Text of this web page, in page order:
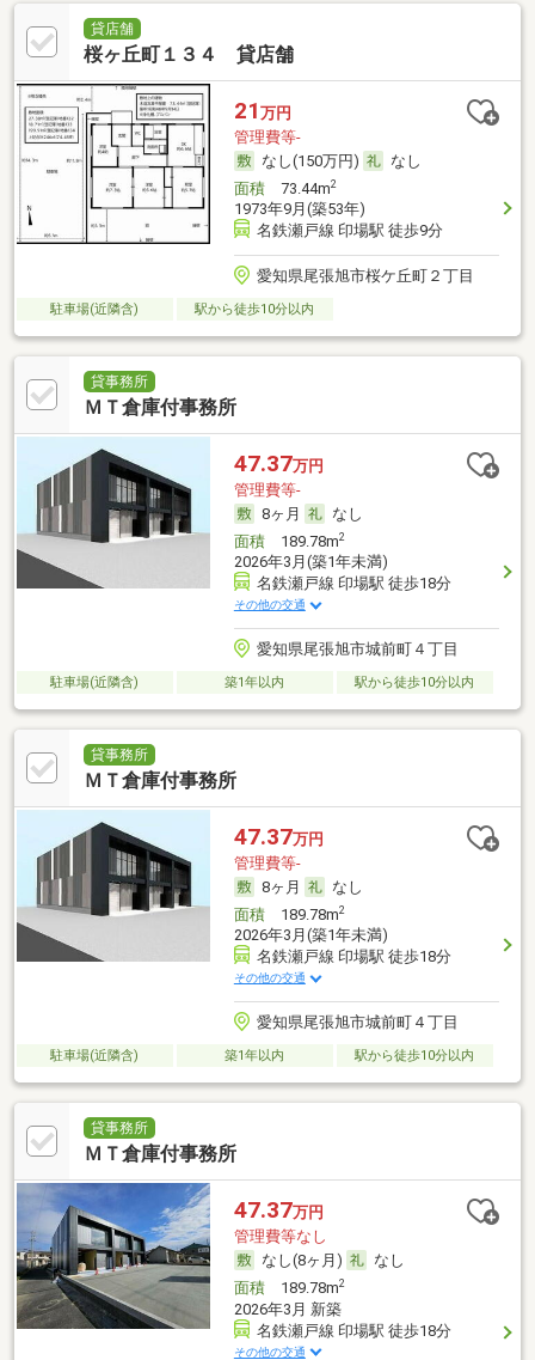
貸店舗
桜ヶ丘町１３４ 貸店舗
21 万円
管理費等-
なし(150万円)
なし
面積73.44m2
1973年9月(築53年)
名鉄瀬戸線 印場駅 徒歩9分
愛知県尾張旭市桜ケ丘町２丁目
駐車場(近隣含) 駅から徒歩10分以内
貸事務所
ＭＴ倉庫付事務所
47.37万円
管理費等-
8ヶ月
なし
面積189.78m2
2026年3月(築1年未満)
名鉄瀬戸線 印場駅 徒歩18分
その他の交通
愛知県尾張旭市城前町４丁目
駐車場(近隣含) 築1年以内 駅から徒歩10分以内
貸事務所
ＭＴ倉庫付事務所
47.37万円
管理費等-
8ヶ月
なし
面積189.78m2
2026年3月(築1年未満)
名鉄瀬戸線 印場駅 徒歩18分
その他の交通
愛知県尾張旭市城前町４丁目
駐車場(近隣含) 築1年以内 駅から徒歩10分以内
貸事務所
ＭＴ倉庫付事務所
47.37万円
管理費等なし
なし(8ヶ月)
なし
面積189.78m2
2026年3月 新築
名鉄瀬戸線 印場駅 徒歩18分
その他の交通